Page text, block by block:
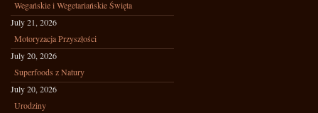
Wegańskie i Wegetariańskie Święta
July 21, 2026
Motoryzacja Przyszłości
July 20, 2026
Superfoods z Natury
July 20, 2026
Urodziny